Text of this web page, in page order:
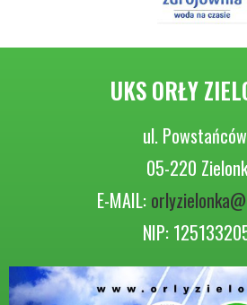
UKS ORŁY
ul.
05-220
E-MAIL:
NIP: